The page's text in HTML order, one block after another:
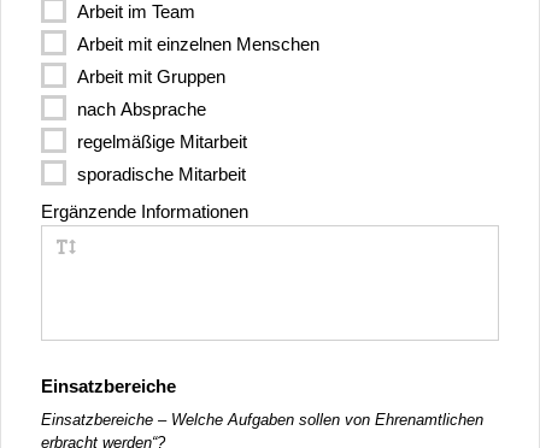
Arbeit im Team
Arbeit mit einzelnen Menschen
Arbeit mit Gruppen
nach Absprache
regelmäßige Mitarbeit
sporadische Mitarbeit
Ergänzende Informationen
Einsatzbereiche
Einsatzbereiche – Welche Aufgaben sollen von Ehrenamtlichen
erbracht werden“?